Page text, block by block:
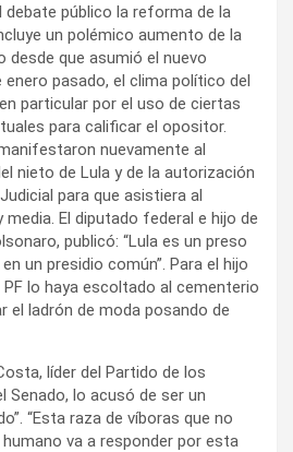
debate público la reforma de la
un polémico aumento de la
desde que asumió el nuevo
enero pasado, el clima político del
particular por el uso de ciertas
para calificar el opositor.
nuevamente al
nieto de Lula y de la autorización
para que asistiera al
El diputado federal e hijo de
publicó: “Lula es un preso
un presidio común”. Para el hijo
lo haya escoltado al cementerio
el ladrón de moda posando de
líder del Partido de los
Senado, lo acusó de ser un
“Esta raza de víboras que no
va a responder por esta